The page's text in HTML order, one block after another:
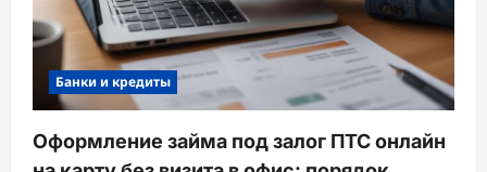
Банки и кредиты
Оформление займа под залог ПТС онлайн